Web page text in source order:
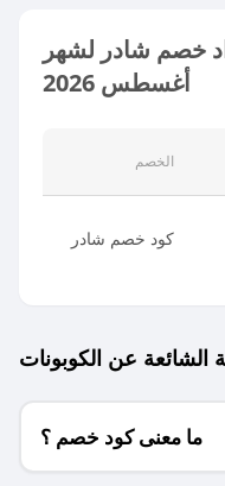
خصم شادر لشهر
أغسطس 2026
الخصم
كود خصم شادر
الشائعة عن الكوبونات
ما معنى كود خصم ؟